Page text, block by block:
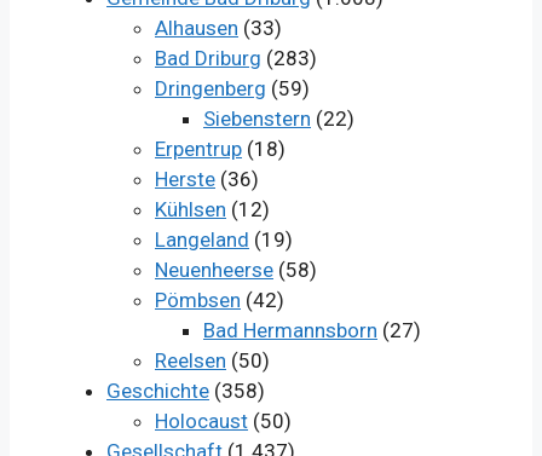
Alhausen (33)
Bad Driburg (283)
Dringenberg (59)
Siebenstern (22)
Erpentrup (18)
Herste (36)
Kühlsen (12)
Langeland (19)
Neuenheerse (58)
Pömbsen (42)
Bad Hermannsborn (27)
Reelsen (50)
Geschichte (358)
Holocaust (50)